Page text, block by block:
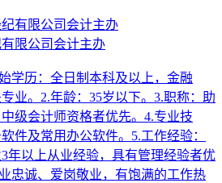
限公司会计主办
学历：全日制本科及以上，金融
业。2.年龄：35岁以下。3.职称：助
级会计师资格者优先。4.专业技
件及常用办公软件。5.工作经验：
年以上从业经验，具有管理经验者优
忠诚、爱岗敬业，有饱满的工作热